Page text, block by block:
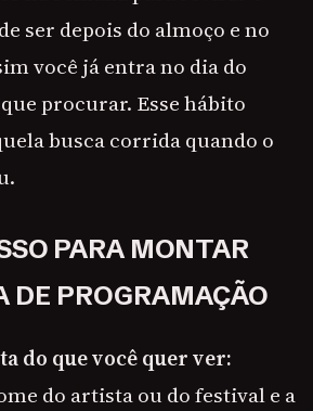
ser depois do almoço e no
você já entra no dia do
procurar. Esse hábito
busca corrida quando o
PARA MONTAR
DE PROGRAMAÇÃO
do que você quer ver:
do artista ou do festival e a